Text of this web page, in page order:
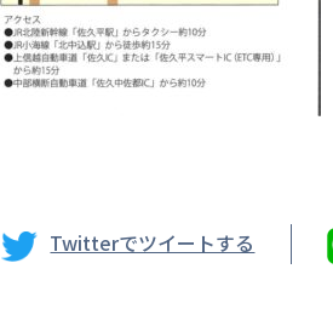
Twitterでツイートする